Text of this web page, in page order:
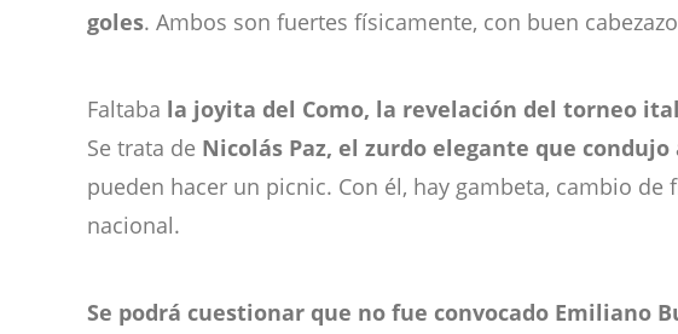
goles. Ambos son fuertes físicamente, con buen
Faltaba la joyita del Como, la revelación del torneo
Se trata de Nicolás Paz, el zurdo elegante que
pueden hacer un picnic. Con él, hay gambeta, cambio
nacional.
Se podrá cuestionar que no fue convocado Emiliano